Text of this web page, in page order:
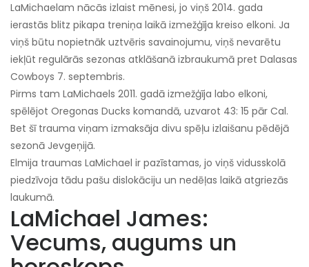
LaMichaelam nācās izlaist mēnesi, jo viņš 2014. gada
ierastās blitz pikapa treniņa laikā izmežģīja kreiso elkoni. Ja
viņš būtu nopietnāk uztvēris savainojumu, viņš nevarētu
iekļūt regulārās sezonas atklāšanā izbraukumā pret Dalasas
Cowboys 7. septembris.
Pirms tam LaMichaels 2011. gadā izmežģīja labo elkoni,
spēlējot Oregonas Ducks komandā, uzvarot 43: 15 pār Cal.
Bet šī trauma viņam izmaksāja divu spēļu izlaišanu pēdējā
sezonā Jevgeņijā.
Elmija traumas LaMichael ir pazīstamas, jo viņš vidusskolā
piedzīvoja tādu pašu dislokāciju un nedēļas laikā atgriezās
laukumā.
LaMichael James:
Vecums, augums un